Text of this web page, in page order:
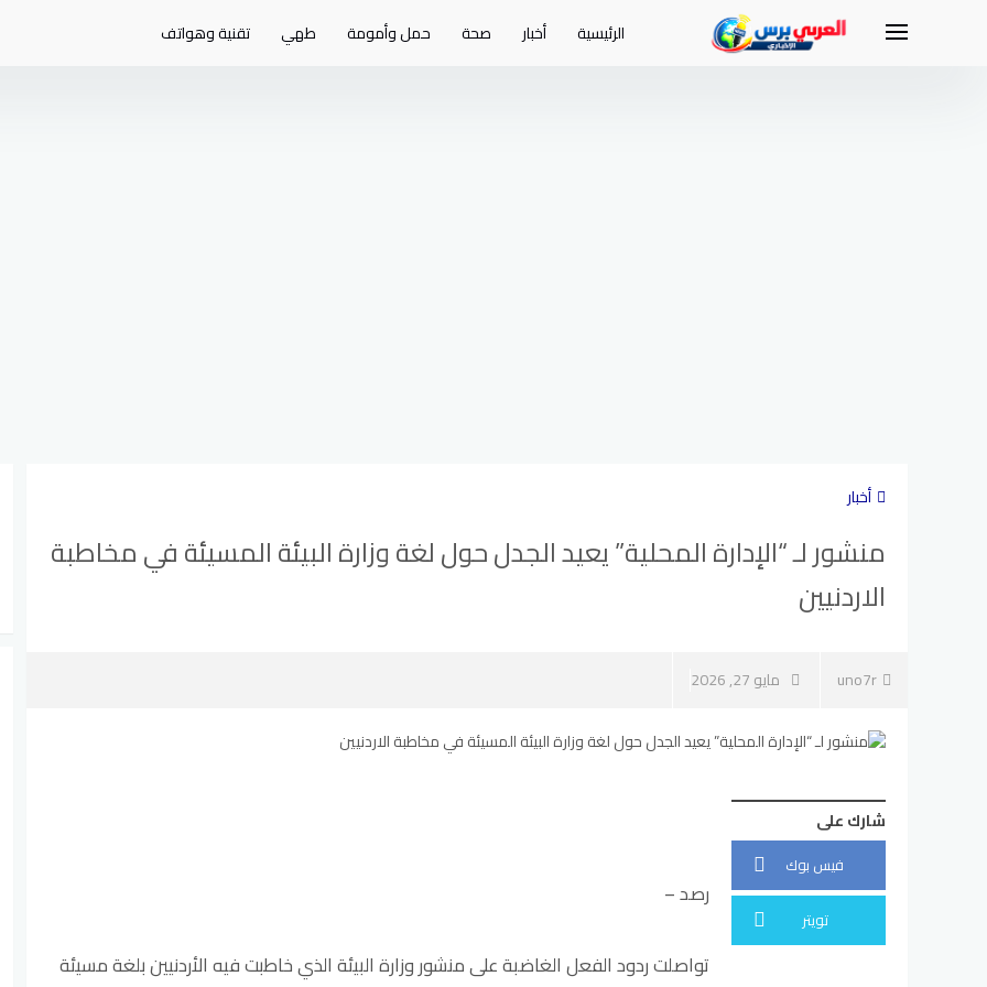
الرئيسية أخبار صحة حمل وأمومة طهي تقنية وهواتف
أخبار
منشور لـ “الإدارة المحلية” يعيد الجدل حول لغة وزارة البيئة المسيئة في مخاطبة
الاردنيين
uno7r مايو 27, 2026
شارك على
فيس بوك
تويتر
رصد –
تواصلت ردود الفعل الغاضبة على منشور وزارة البيئة الذي خاطبت فيه الأردنيين بلغة مسيئة